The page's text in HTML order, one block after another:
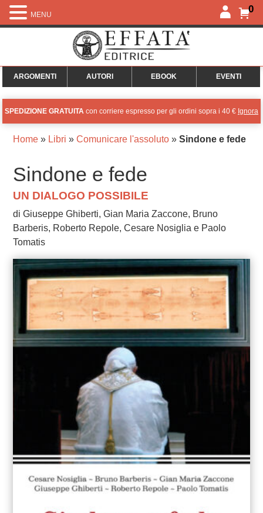
0
ARGOMENTI AUTORI EBOOK EVENTI
SPEDIZIONE GRATUITA con corriere espresso per gli ordini sopra i 40 € Ignora
Home» Libri » Comunicare l'assoluto» Sindone e fede
Sindone e fede
UN DIALOGO POSSIBILE
di Giuseppe Ghiberti, Gian Maria Zaccone, Bruno
Barberis, Roberto Repole, Cesare Nosiglia e Paolo
Tomatis
MENU